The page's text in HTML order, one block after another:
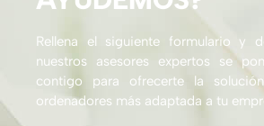
Rellena el siguiente formulario y
nuestros asesores expertos se
contigo para ofrecerte la
ordenadores más adaptada a tu